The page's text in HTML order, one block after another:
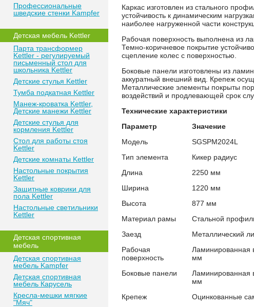
Профессиональные
шведские стенки Kampfer
Детская мебель Kettler
Парта трансформер
Kettler - регулируемый
письменный стол для
школьника Kettler
Детские стулья Kettler
Тумба подкатная Kettler
Манеж-кроватка Kettler,
Детские манежи Kettler
Детские стулья для
кормления Kettler
Стол для работы стоя
Kettler
Детские комнаты Kettler
Настольные покрытия
Kettler
Защитные коврики для
пола Kettler
Настольные светильники
Kettler
Детская спортивная
мебель
Детская спортивная
мебель Kampfer
Детская спортивная
мебель Карусель
Кресла-мешки мягкие
"Мяч"
Каркас изготовлен из стального
устойчивость к динамическим
наиболее нагруженной части
Рабочая поверхность выполнена из
Темно-коричневое покрытие
сцепление колес с поверхностью.
Боковые панели изготовлены из
аккуратный внешний вид. Крепеж
Металлические элементы покрыты
воздействий и продлевающей срок
Технические характеристики
Параметр
Значение
Модель
SGSPM2024L
Тип элемента
Кикер радиус
Длина
2250 мм
Ширина
1220 мм
Высота
877 мм
Материал рамы
Стальной
Заезд
Металлический
Рабочая
поверхность
Ламинированная
мм
Боковые панели
Ламинированная
мм
Крепеж
Оцинкованные